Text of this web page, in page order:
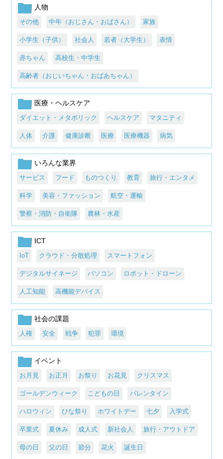
人物
その他 中年（おじさん・おばさん） 家族
小学生（子供） 社会人 若者（大学生） 表情
赤ちゃん 高校生・中学生
高齢者（おじいちゃん・おばあちゃん）
医療・ヘルスケア
ダイエット・メタボリック ヘルスケア マタニティ
人体 介護 健康診断 医療 医療機器 病気
いろんな業界
サービス フード ものつくり 教育 旅行・エンタメ
科学 美容・ファッション 航空・運輸
警察・消防・自衛隊 農林・水産
ICT
IoT クラウド・分散処理 スマートフォン
デジタルサイネージ パソコン ロボット・ドローン
人工知能 高機能デバイス
社会の課題
人権 安全 戦争 犯罪 環境
イベント
お月見 お正月 お祭り お花見 クリスマス
ゴールデンウィーク こどもの日 バレンタイン
ハロウィン ひな祭り ホワイトデー 七夕 入学式
卒業式 夏休み 成人式 新社会人 旅行・アウトドア
母の日 父の日 節分 花火 誕生日